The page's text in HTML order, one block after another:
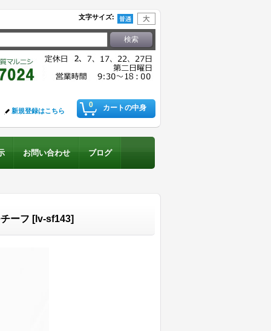
文字サイズ:
0 カートの中身
新規登録はこちら
お問い合わせ ブログ
ーフ [lv-sf143]